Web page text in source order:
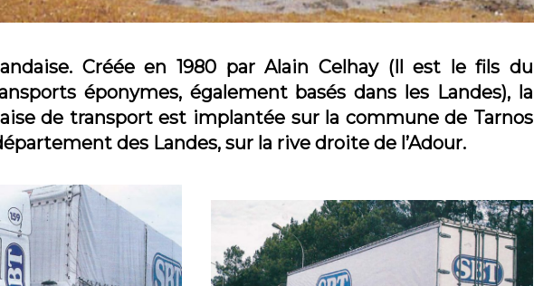
Créée en 1980 par Alain Celhay (Il est le fils du
éponymes, également basés dans les Landes), la
de transport est implantée sur la commune de Tarnos
des Landes, sur la rive droite de l’Adour.